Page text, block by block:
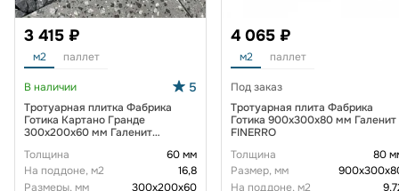
3 415 ₽
м2 паллет
В наличии 5
Тротуарная плитка Фабрика
Готика Картано Гранде
300х200х60 мм Галенит
Толщина
60 мм
На поддоне, м2
16,8
Размеры, мм
300х200х60
4 065 ₽
м2 паллет
Под заказ
Тротуарная плита Фабрика
Готика 900х300х80 мм Галенит
FINERRO
Толщина
80
Размер, мм
На поддоне, м2